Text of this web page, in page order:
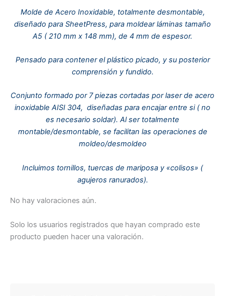
Molde de Acero Inoxidable, totalmente desmontable,
diseñado para SheetPress, para moldear láminas tamaño
A5 ( 210 mm x 148 mm), de 4 mm de espesor.
Pensado para contener el plástico picado, y su posterior
comprensión y fundido.
Conjunto formado por 7 piezas cortadas por laser de acero
inoxidable AISI 304, diseñadas para encajar entre si ( no
es necesario soldar). Al ser totalmente
montable/desmontable, se facilitan las operaciones de
moldeo/desmoldeo
Incluimos tornillos, tuercas de mariposa y «colisos» (
agujeros ranurados).
No hay valoraciones aún.
Solo los usuarios registrados que hayan comprado este
producto pueden hacer una valoración.